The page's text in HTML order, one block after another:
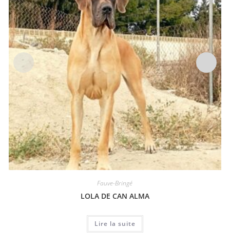
Fauve-Bringé
LOLA DE CAN ALMA
Lire la suite